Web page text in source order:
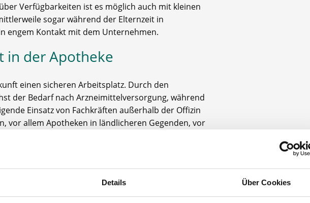
Details Über Cookies
Verfügbarkeiten ist es möglich auch mit kleinen
sogar während der Elternzeit in
engem Kontakt mit dem Unternehmen.
in der Apotheke
einen sicheren Arbeitsplatz. Durch den
der Bedarf nach Arzneimittelversorgung, während
Einsatz von Fachkräften außerhalb der Offizin
vor allem Apotheken in ländlicheren Gegenden, vor